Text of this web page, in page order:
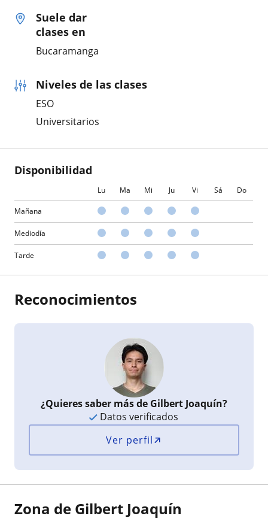
Suele dar
clases en
Bucaramanga
Niveles de las clases
ESO
Universitarios
Disponibilidad
Lu Ma Mi Ju Vi Sá Do
Mañana
Mediodía
Tarde
Reconocimientos
¿Quieres saber más de Gilbert Joaquín?
Datos verificados
Ver perfil
Zona de Gilbert Joaquín